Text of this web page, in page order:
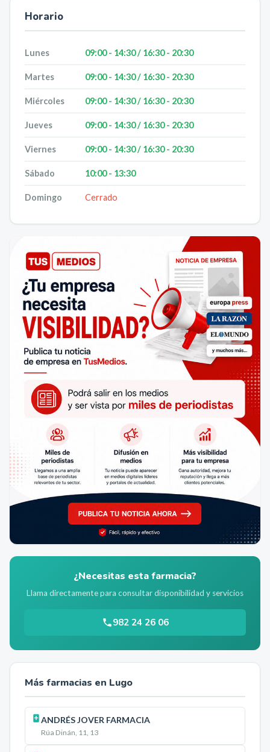
Horario
Lunes 09:00 - 14:30 / 16:30 - 20:30
Martes 09:00 - 14:30 / 16:30 - 20:30
Miércoles 09:00 - 14:30 / 16:30 - 20:30
Jueves 09:00 - 14:30 / 16:30 - 20:30
Viernes 09:00 - 14:30 / 16:30 - 20:30
Sábado 10:00 - 13:30
Domingo Cerrado
¿Necesitas esta farmacia?
Llama directamente para consultar disponibilidad y servicios
982 24 26 06
Más farmacias en Lugo
ANDRÉS JOVER FARMACIA
Rúa Dinán, 11, 13